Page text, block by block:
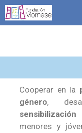
Cooperar en la
género,
menores y